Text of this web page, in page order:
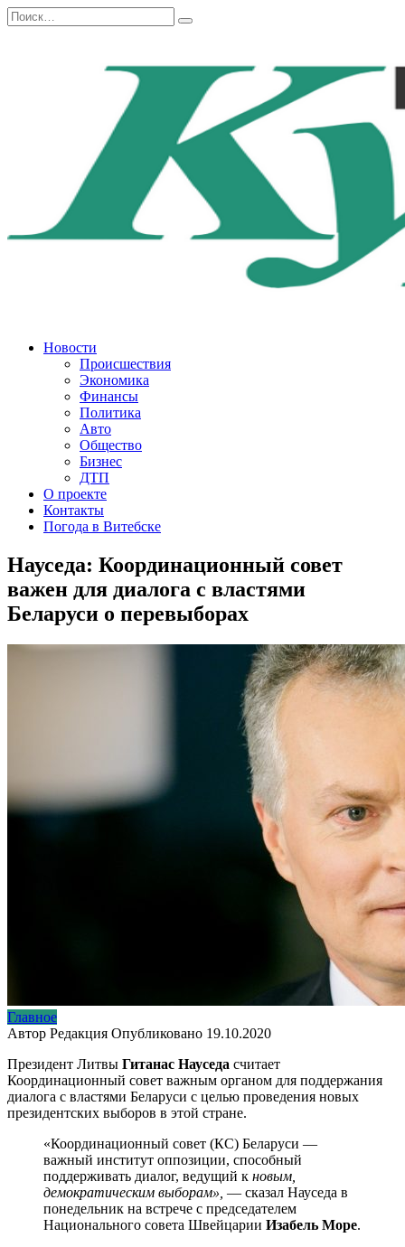
Перейти
к
Search
for:
Новости
Происшествия
Экономика
Финансы
Политика
Авто
Общество
Бизнес
ДТП
О проекте
Контакты
Погода в Витебске
Науседа: Координационный совет
важен для диалога с властями
Беларуси о перевыборах
Главное
Автор Редакция Опубликовано 19.10.2020
Президент Литвы Гитанас Науседа считает
Координационный совет важным органом для поддержания
диалога с властями Беларуси с целью проведения новых
президентских выборов в этой стране.
«Координационный совет (КС) Беларуси —
важный институт оппозиции, способный
поддерживать диалог, ведущий к новым,
демократическим выборам», — сказал Науседа в
понедельник на встрече с председателем
Национального совета Швейцарии Изабель Море.